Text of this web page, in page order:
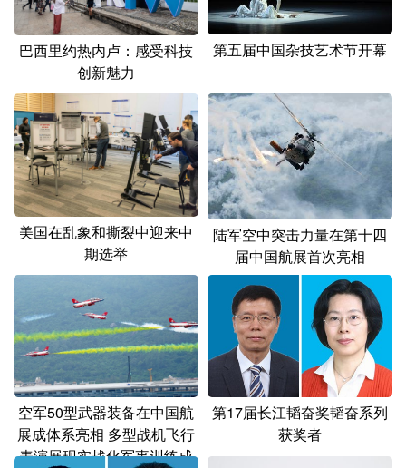
新疆 内蒙古 黑龙江
多语种频道
English Español Français عربى
Русский язык 日本語 한국어
Deutsch Português
巴西里约热内卢：感受科技
创新魅力
第五届中国杂技艺术节开幕
美国在乱象和撕裂中迎来中
期选举
陆军空中突击力量在第十四
届中国航展首次亮相
空军50型武器装备在中国航
展成体系亮相 多型战机飞行
表演展现实战化军事训练成
第17届长江韬奋奖韬奋系列
获奖者